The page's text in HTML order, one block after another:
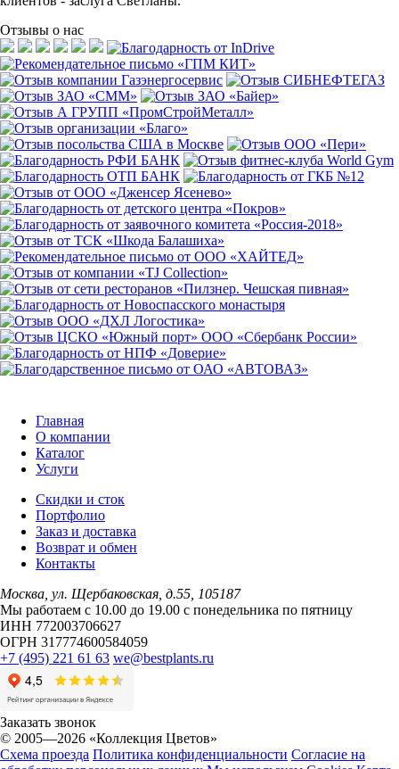
Отзывы о нас
Главная
О компании
Каталог
Услуги
Скидки и сток
Портфолио
Заказ и доставка
Возврат и обмен
Контакты
Москва, ул. Щербаковская, д.55, 105187
Мы работаем с 10.00 до 19.00 c понедельника по пятницу
ИНН 772003706627
ОГРН 317774600584059
+7 (495) 221 61 63 we@bestplants.ru
Заказать звонок
© 2005—2026 «Коллекция Цветов»
Схема проезда Политика конфиденциальности Согласие на